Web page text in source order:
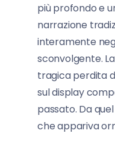
più profondo e
narrazione
interamente
sconvolgente.
tragica perdita
sul display
passato. Da
che appariva